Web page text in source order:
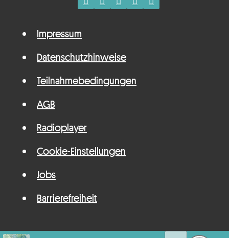
Impressum
Datenschutzhinweise
Teilnahmebedingungen
AGB
Radioplayer
Cookie-Einstellungen
Jobs
Barrierefreiheit